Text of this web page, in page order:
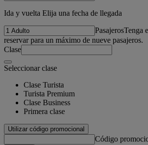
Ida y vuelta Elija una fecha de llegada
PasajerosTenga
reservar para un máximo de nueve pasajeros.
Clase
Seleccionar clase
Clase Turista
Turista Premium
Clase Business
Primera clase
Utilizar código promocional
Código